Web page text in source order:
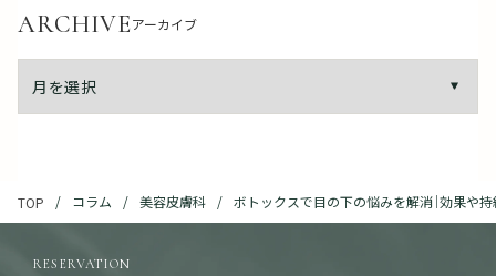
ARCHIVEアーカイブ
TOP コラム 美容皮膚科 ボトックスで目の下の悩みを解消｜効果や
RESERVATION